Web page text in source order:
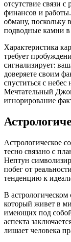
отсутствие связи
финансов и
обману, поскольку
подводные камни в
Характеристика
требует
сигнализирует:
доверяете своим
спуститься с
Мечтательный
игнорирование
Астрологическое
тесно связано с
Нептун
побег от
тенденцию к
В астрологическом
который живет в
имеющих под
аспекта
лишает человека